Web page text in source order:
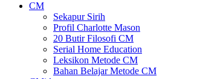
CM
Sekapur Sirih
Profil Charlotte Mason
20 Butir Filosofi CM
Serial Home Education
Leksikon Metode CM
Bahan Belajar Metode CM